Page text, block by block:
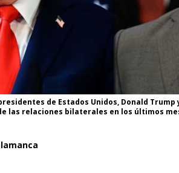
de Estados Unidos, Donald Trump
las relaciones bilaterales en los últimos